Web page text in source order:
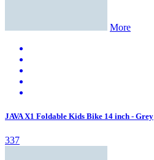
More
JAVA X1 Foldable Kids Bike 14 inch - Grey
337